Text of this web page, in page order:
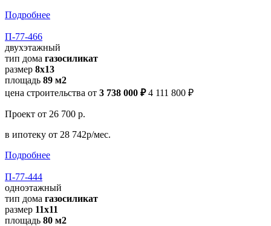
Подробнее
П-77-466
двухэтажный
тип дома газосиликат
размер 8х13
площадь 89 м2
цена строительства от 3 738 000 ₽ 4 111 800 ₽
Проект от 26 700 р.
в ипотеку от 28 742р/мес.
Подробнее
П-77-444
одноэтажный
тип дома газосиликат
размер 11х11
площадь 80 м2